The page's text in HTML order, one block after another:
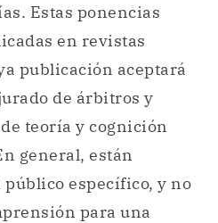
Estas ponencias
en revistas
publicación aceptará
de árbitros y
teoría y cognición
general, están
público específico, y no
para una